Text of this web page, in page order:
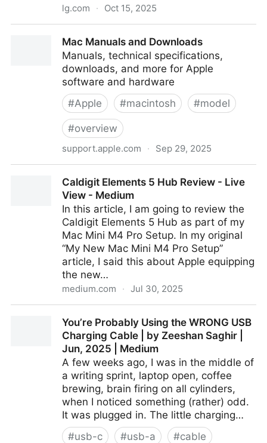
lg.com · Oct 15, 2025
Thunderbolt™ 5 - 32U990A-S.AEU | LG DE
Mac Manuals and Downloads
Manuals, technical specifications,
downloads, and more for Apple
software and hardware
#Apple #macintosh #model
#overview
support.apple.com · Sep 29, 2025
Caldigit Elements 5 Hub Review - Live
View - Medium
In this article, I am going to review the
Caldigit Elements 5 Hub as part of my
Mac Mini M4 Pro Setup. In my original
“My New Mac Mini M4 Pro Setup”
article, I said this about Apple equipping
the new…
medium.com · Jul 30, 2025
You’re Probably Using the WRONG USB
Charging Cable | by Zeeshan Saghir |
Jun, 2025 | Medium
A few weeks ago, I was in the middle of
a writing sprint, laptop open, coffee
brewing, brain firing on all cylinders,
when I noticed something (rather) odd.
It was plugged in. The little charging…
#usb-c #usb-a #cable